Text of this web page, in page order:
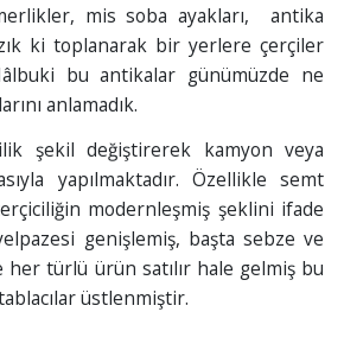
mis soba ayakları, antika
ki toplanarak bir yerlere çerçiler
bu antikalar günümüzde ne
anlamadık.
şekil değiştirerek kamyon veya
yapılmaktadır. Özellikle semt
modernleşmiş şeklini ifade
genişlemiş, başta sebze ve
her türlü ürün satılır hale gelmiş bu
üstlenmiştir.